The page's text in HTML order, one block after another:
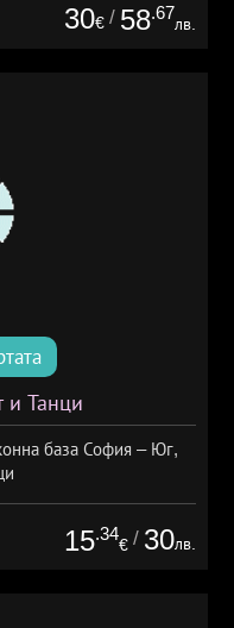
30€ / 58.67
лв.
и Танци
база София – Юг,
15.34
€ / 30лв.